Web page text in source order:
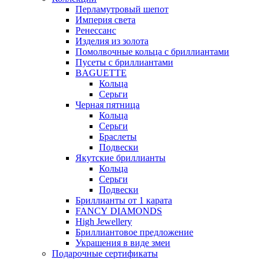
Перламутровый шепот
Империя света
Ренессанс
Изделия из золота
Помолвочные кольца с бриллиантами
Пусеты с бриллиантами
BAGUETTE
Кольца
Серьги
Черная пятница
Кольца
Серьги
Браслеты
Подвески
Якутские бриллианты
Кольца
Серьги
Подвески
Бриллианты от 1 карата
FANCY DIAMONDS
High Jewellery
Бриллиантовое предложение
Украшения в виде змеи
Подарочные сертификаты